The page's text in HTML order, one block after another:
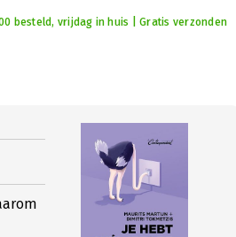
besteld, vrijdag in huis | Gratis verzonden